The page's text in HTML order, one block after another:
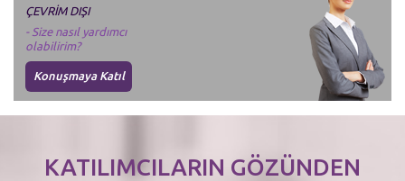
ÇEVRİM DIŞI
- Size nasıl yardımcı
olabilirim?
Konuşmaya Katıl
KATILIMCILARIN GÖZÜNDEN